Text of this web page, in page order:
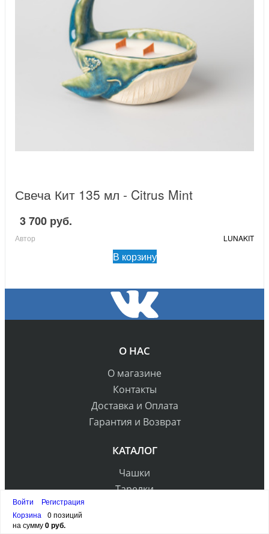
Свеча Кит 135 мл - Citrus Mint
3 700 руб.
Автор LUNAKIT
В корзину
О НАС
О магазине
Контакты
Доставка и Оплата
Гарантия и Возврат
КАТАЛОГ
Чашки
Тарелки
Войти
Регистрация
Корзина
0 позиций
на сумму0 руб.